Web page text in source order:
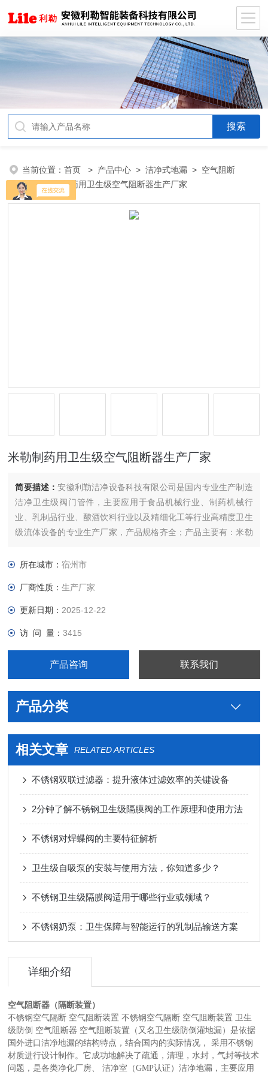
当前位置：首页 > 产品中心 >洁净式地漏 > 空气阻断
器
> 米勒制药用卫生级空气阻断器生产厂家
米勒制药用卫生级空气阻断器生产厂家
简要描述：安徽利勒洁净设备科技有限公司是国内专业生产制造
洁净卫生级阀门管件，主要应用于食品机械行业、制药机械行
业、乳制品行业、酿酒饮料行业以及精细化工等行业高精度卫生
级流体设备的专业生产厂家，产品规格齐全；产品主要有：米勒
法兰，真空管件，真空弯头，真空三通，真空大小头，ISO法
所在城市：宿州市
厂商性质：生产厂家
更新日期： 2025-12-22
访 问 量：3415
产品咨询 联系我们
产品分类
相关文章 RELATED ARTICLES
不锈钢双联过滤器：提升液体过滤效率的关键设备
2分钟了解不锈钢卫生级隔膜阀的工作原理和使用方法
不锈钢对焊蝶阀的主要特征解析
卫生级自吸泵的安装与使用方法，你知道多少？
不锈钢卫生级隔膜阀适用于哪些行业或领域？
不锈钢奶泵：卫生保障与智能运行的乳制品输送方案
详细介绍
空气阻断器（隔断装置）
不锈钢空气隔断 空气阻断装置 不锈钢空气隔断 空气阻断装置 卫生
级防倒 空气阻断器 空气阻断装置（又名卫生级防倒灌地漏）是依据
国外进口洁净地漏的结构特点，结合国内的实际情况， 采用不锈钢
材质进行设计制作。它成功地解决了疏通，清理，水封，气封等技术
问题，是各类净化厂房、 洁净室（GMP认证）洁净地漏，主要应用